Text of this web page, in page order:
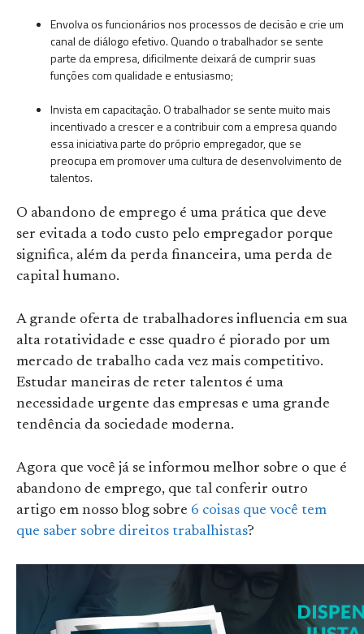
Envolva os funcionários nos processos de decisão e crie um
canal de diálogo efetivo. Quando o trabalhador se sente
parte da empresa, dificilmente deixará de cumprir suas
funções com qualidade e entusiasmo;
Invista em capacitação. O trabalhador se sente muito mais
incentivado a crescer e a contribuir com a empresa quando
essa iniciativa parte do próprio empregador, que se
preocupa em promover uma cultura de desenvolvimento de
talentos.
O abandono de emprego é uma prática que deve
ser evitada a todo custo pelo empregador porque
significa, além da perda financeira, uma perda de
capital humano.
A grande oferta de trabalhadores influencia em sua
alta rotatividade e esse quadro é piorado por um
mercado de trabalho cada vez mais competitivo.
Estudar maneiras de reter talentos é uma
necessidade urgente das empresas e uma grande
tendência da sociedade moderna.
Agora que você já se informou melhor sobre o que é
abandono de emprego, que tal conferir outro
artigo em nosso blog sobre 6 coisas que você tem
que saber sobre direitos trabalhistas?